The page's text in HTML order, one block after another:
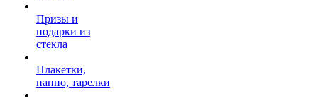
Призы и
подарки из
стекла
Плакетки,
панно, тарелки